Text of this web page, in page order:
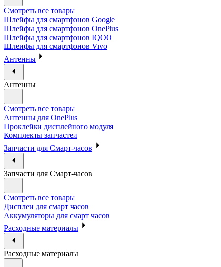
Смотреть все товары
Шлейфы для смартфонов Google
Шлейфы для смартфонов OnePlus
Шлейфы для смартфонов IQOO
Шлейфы для смартфонов Vivo
Антенны
Антенны
Смотреть все товары
Антенны для OnePlus
Проклейки дисплейного модуля
Комплекты запчастей
Запчасти для Смарт-часов
Запчасти для Смарт-часов
Смотреть все товары
Дисплеи для смарт часов
Аккумуляторы для смарт часов
Расходные материалы
Расходные материалы